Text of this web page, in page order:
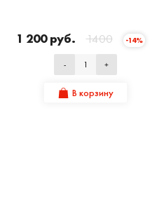
1 200 руб. 1400 -14%
- +
В корзину